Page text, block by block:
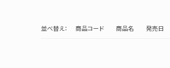
並べ替え： 商品コード 商品名 発売日